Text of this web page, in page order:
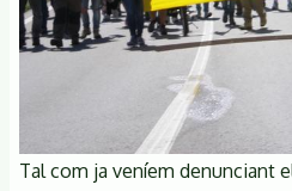
Tal com ja veníem denunciant